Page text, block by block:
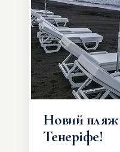
Новий пляж
Тенеріфе!